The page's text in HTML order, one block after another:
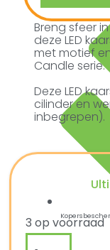
Breng sfeer
deze LED
met motief
Candle serie.
Deze LED
cilinder en
inbegrepen).
3 op voorraad